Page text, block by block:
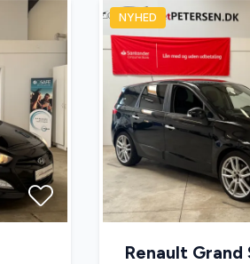
NYHED
Renault Grand